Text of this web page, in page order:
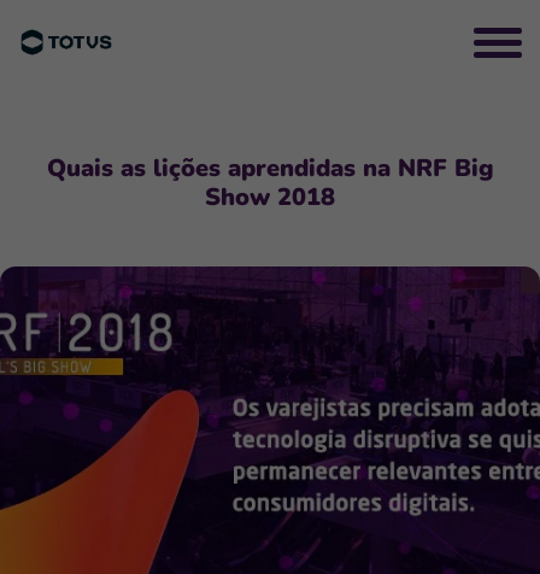
Quais as lições aprendidas na NRF Big
Show 2018